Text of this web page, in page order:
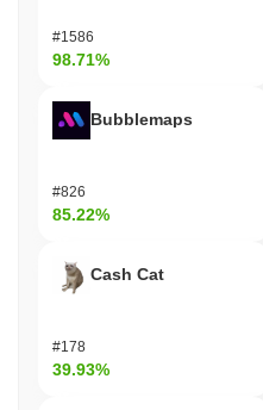
#1586
98.71%
Bubblemaps
#826
85.22%
Cash Cat
#178
39.93%